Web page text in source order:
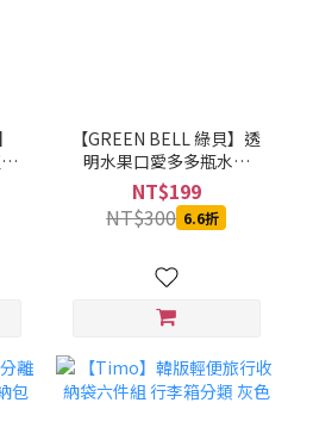
【GREEN BELL 綠貝】透
明水果口愛多多瓶水壺
470ml(附便攜背帶) 酪梨
綠
NT$199
NT$300 6.6折